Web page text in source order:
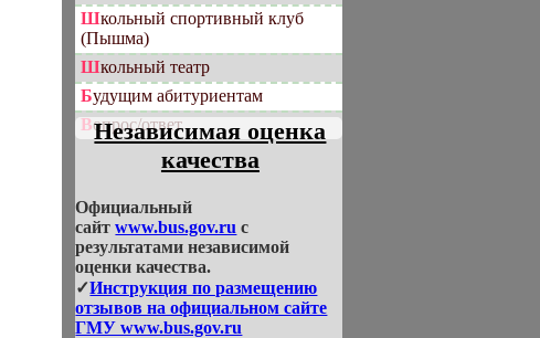
Школьный спортивный клуб
(Пышма)
Школьный театр
Будущим абитуриентам
Вопрос/ответ
Независимая оценка
качества
Официальный
сайтwww.bus.gov.ru с
результатами независимой
оценки качества.
✓Инструкция по размещению
отзывов на официальном сайте
ГМУ www.bus.gov.ru